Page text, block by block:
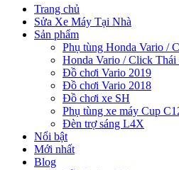
Trang chủ
Sửa Xe Máy Tại Nhà
Sản phẩm
Phụ tùng Honda Vario /
Honda Vario / Click Thái
Đồ chơi Vario 2019
Đồ chơi Vario 2018
Đồ chơi xe SH
Phụ tùng xe máy Cup
Đèn trợ sáng L4X
Nổi bật
Mới nhất
Blog